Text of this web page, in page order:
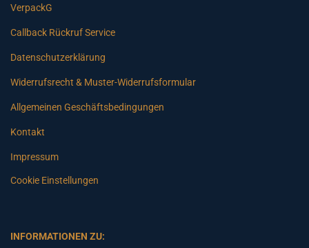
VerpackG
Callback Rückruf Service
Datenschutzerklärung
Widerrufsrecht & Muster-Widerrufsformular
Allgemeinen Geschäftsbedingungen
Kontakt
Impressum
Cookie Einstellungen
INFORMATIONEN ZU: